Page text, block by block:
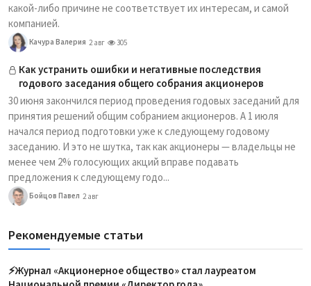
какой-либо причине не соответствует их интересам, и самой
компанией.
Качура Валерия 2 авг 305
Как устранить ошибки и негативные последствия
годового заседания общего собрания акционеров
30 июня закончился период проведения годовых заседаний для
принятия решений общим собранием акционеров. А 1 июля
начался период подготовки уже к следующему годовому
заседанию. И это не шутка, так как акционеры — владельцы не
менее чем 2% голосующих акций вправе подавать
предложения к следующему годо...
Бойцов Павел 2 авг
Рекомендуемые статьи
⚡️Журнал «Акционерное общество» стал лауреатом